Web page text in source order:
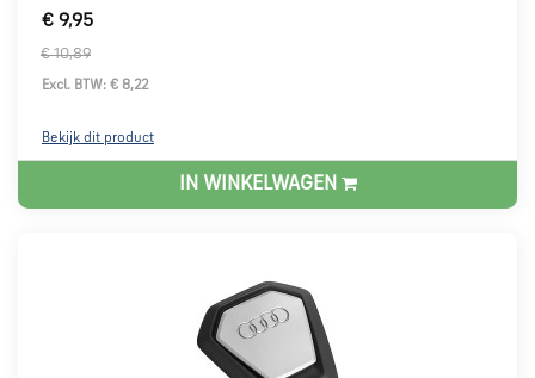
€ 9,95
€ 10,89
Excl. BTW: € 8,22
Bekijk dit product
IN WINKELWAGEN